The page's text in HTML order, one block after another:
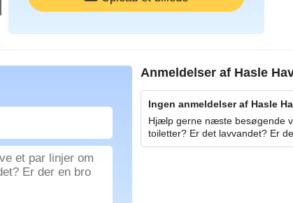
Anmeldelser af Hasle
Ingen anmeldelser af Hasle
Hjælp gerne næste besøgende
toiletter? Er det lavvandet? Er